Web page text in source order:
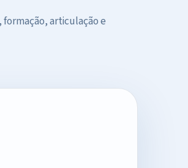
articulação e